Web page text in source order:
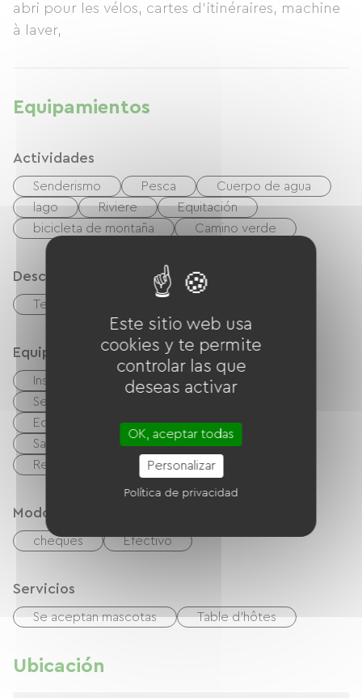
abri pour les vélos, cartes d'itinéraires, machine
à laver,
Equipamientos
Actividades
Senderismo Pesca
Cuerpo de agua
lago
Riviere
Equitación
bicicleta de montaña
Camino verde
Descripción
Terraza
Equipos
Instalaciones sanitarias comunes
Secadora de ropa
Equipo de planchado
Secador de pelo
Salón de jardín
Barbacoa
Reproductor de DVD
Modos de paiement
cheques Efectivo
Servicios
Se aceptan mascotas Table d'hôtes
Ubicación
Este sitio web usa
cookies y te permite
controlar las que
deseas activar
OK, aceptar todas
Personalizar
Política de privacidad